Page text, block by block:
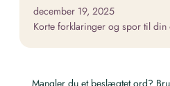
december 19, 2025
Korte forklaringer og spor til
Mangler du et beslægtet ord?